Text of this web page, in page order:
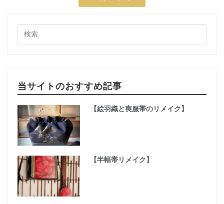
当サイトのおすすめ記事
【絵羽織と喪服帯のリメイク】
【半幅帯リメイク】